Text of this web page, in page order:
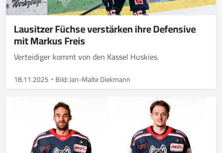
Lausitzer Füchse verstärken ihre Defensive
mit Markus Freis
Verteidiger kommt von den Kassel Huskies.
18.11.2025 Bild: Jan-Malte Diekmann